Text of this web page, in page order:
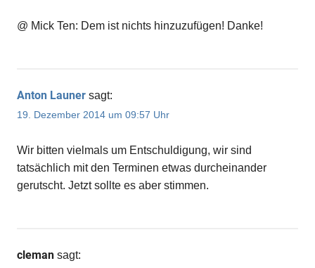
@ Mick Ten: Dem ist nichts hinzuzufügen! Danke!
Anton Launer sagt:
19. Dezember 2014 um 09:57 Uhr
Wir bitten vielmals um Entschuldigung, wir sind
tatsächlich mit den Terminen etwas durcheinander
gerutscht. Jetzt sollte es aber stimmen.
cleman sagt: